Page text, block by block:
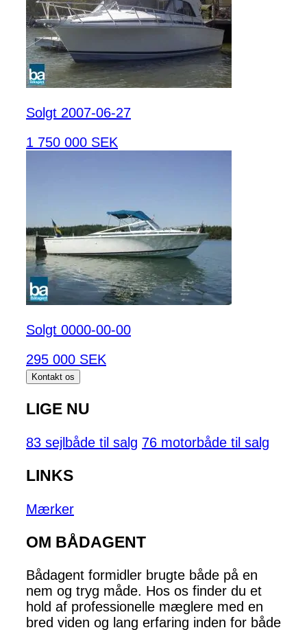
Solgt 2007-06-27
1 750 000 SEK
Solgt 0000-00-00
295 000 SEK
Kontakt os
LIGE NU
83 sejlbåde til salg 76 motorbåde til salg
LINKS
Mærker
OM BÅDAGENT
Bådagent formidler brugte både på en
nem og tryg måde. Hos os finder du et
hold af professionelle mæglere med en
bred viden og lang erfaring inden for både